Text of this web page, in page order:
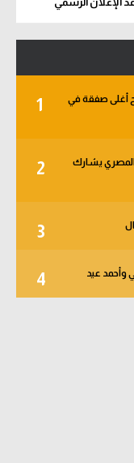
1
أغلى صفقة في
2
دور الـ 32.. والثلاثي المصري يشارك
3
4 وأحمد عيد